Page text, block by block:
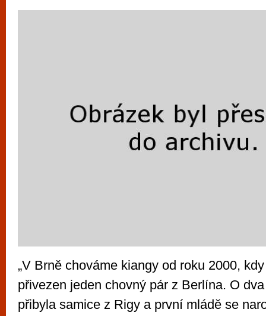
„V Brně chováme kiangy od roku 2000,
přivezen jeden chovný pár z Berlína. O
přibyla samice z Rigy a první mládě se
vyzkoušet různé kasinové hry. V